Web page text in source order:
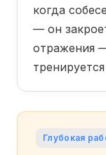
когда
— он
отражения
Глубокая